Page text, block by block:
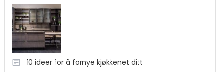
10 ideer for å fornye kjøkkenet ditt